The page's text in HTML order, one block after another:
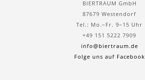
BIERTRAUM GmbH
87679 Westendorf
Tel.: Mo.–Fr. 9–15 Uhr
+49 151 5222 7909
info@biertraum.de
Folge uns auf Facebook